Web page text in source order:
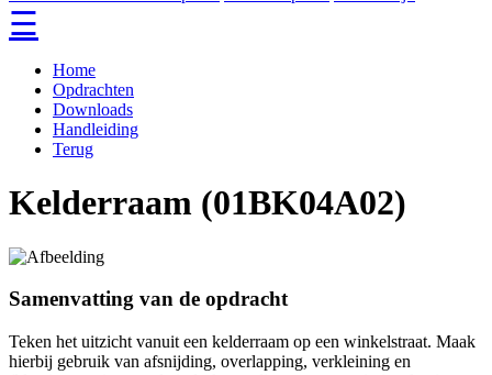
☰
Home
Opdrachten
Downloads
Handleiding
Terug
Kelderraam (01BK04A02)
Samenvatting van de opdracht
Teken het uitzicht vanuit een kelderraam op een winkelstraat. Maak
hierbij gebruik van afsnijding, overlapping, verkleining en